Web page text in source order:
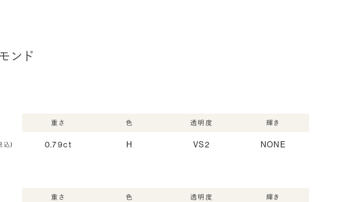
ンド
込)
重さ
0.79ct
色
H
透明度
VS2
輝き
NONE
重さ 色 透明度 輝き